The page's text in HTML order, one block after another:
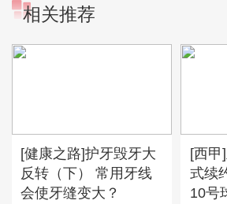
相关推荐
[健康之路]护牙毁牙大
反转（下） 常用牙线
会使牙缝变大？
[西甲
式续
10号